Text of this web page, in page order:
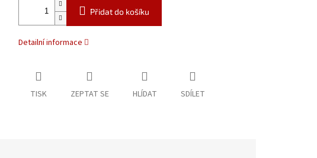
Přidat do košíku
Detailní informace
TISK ZEPTAT SE HLÍDAT SDÍLET